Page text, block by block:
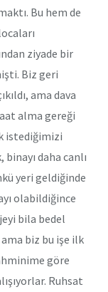
Bu hem de
ziyade bir
Biz geri
ama dava
alma gereği
istediğimizi
daha canlı
yeri geldiğinde
olabildiğince
bila bedel
biz bu işe ilk
göre
Ruhsat